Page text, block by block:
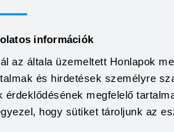
információk
az általa üzemeltett Honlapok
és hirdetések személyre
megfelelő
hogy sütiket tároljunk az